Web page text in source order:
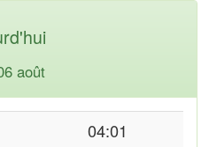
août
04:01